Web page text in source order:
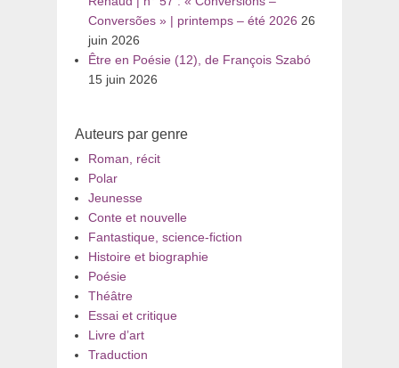
Conversões » | printemps – été 2026 26
juin 2026
Être en Poésie (12), de François Szabó
15 juin 2026
Auteurs par genre
Roman, récit
Polar
Jeunesse
Conte et nouvelle
Fantastique, science-fiction
Histoire et biographie
Poésie
Théâtre
Essai et critique
Livre d’art
Traduction